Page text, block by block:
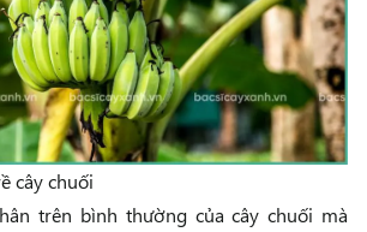
cây chuối
trên bình thường của cây chuối mà